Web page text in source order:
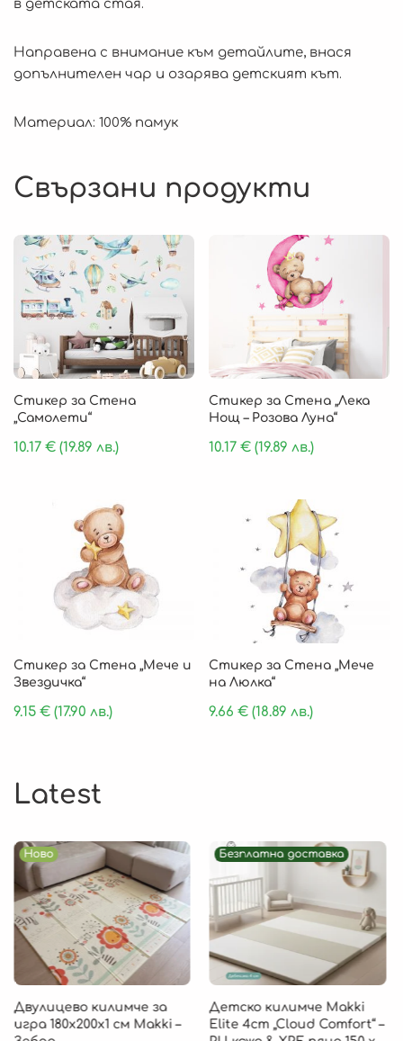
в детската стая.
Направена с внимание към детайлите, внася
допълнителен чар и озарява детският кът.
Материал: 100% памук
Свързани продукти
Стикер за Стена
„Самолети“
10.17 € (19.89 лв.)
Стикер за Стена „Лека
Нощ – Розова Луна“
10.17€ (19.89 лв.)
Стикер за Стена „Мече и
Звездичка“
9.15 € (17.90 лв.)
Стикер за Стена „Мече
на Люлка“
9.66€ (18.89 лв.)
Latest
Ново
Двулицево килимче за
игра 180х200х1 см Makki –
Безплатна доставка
Детско килимче Makki
Elite 4cm „Cloud Comfort“ –